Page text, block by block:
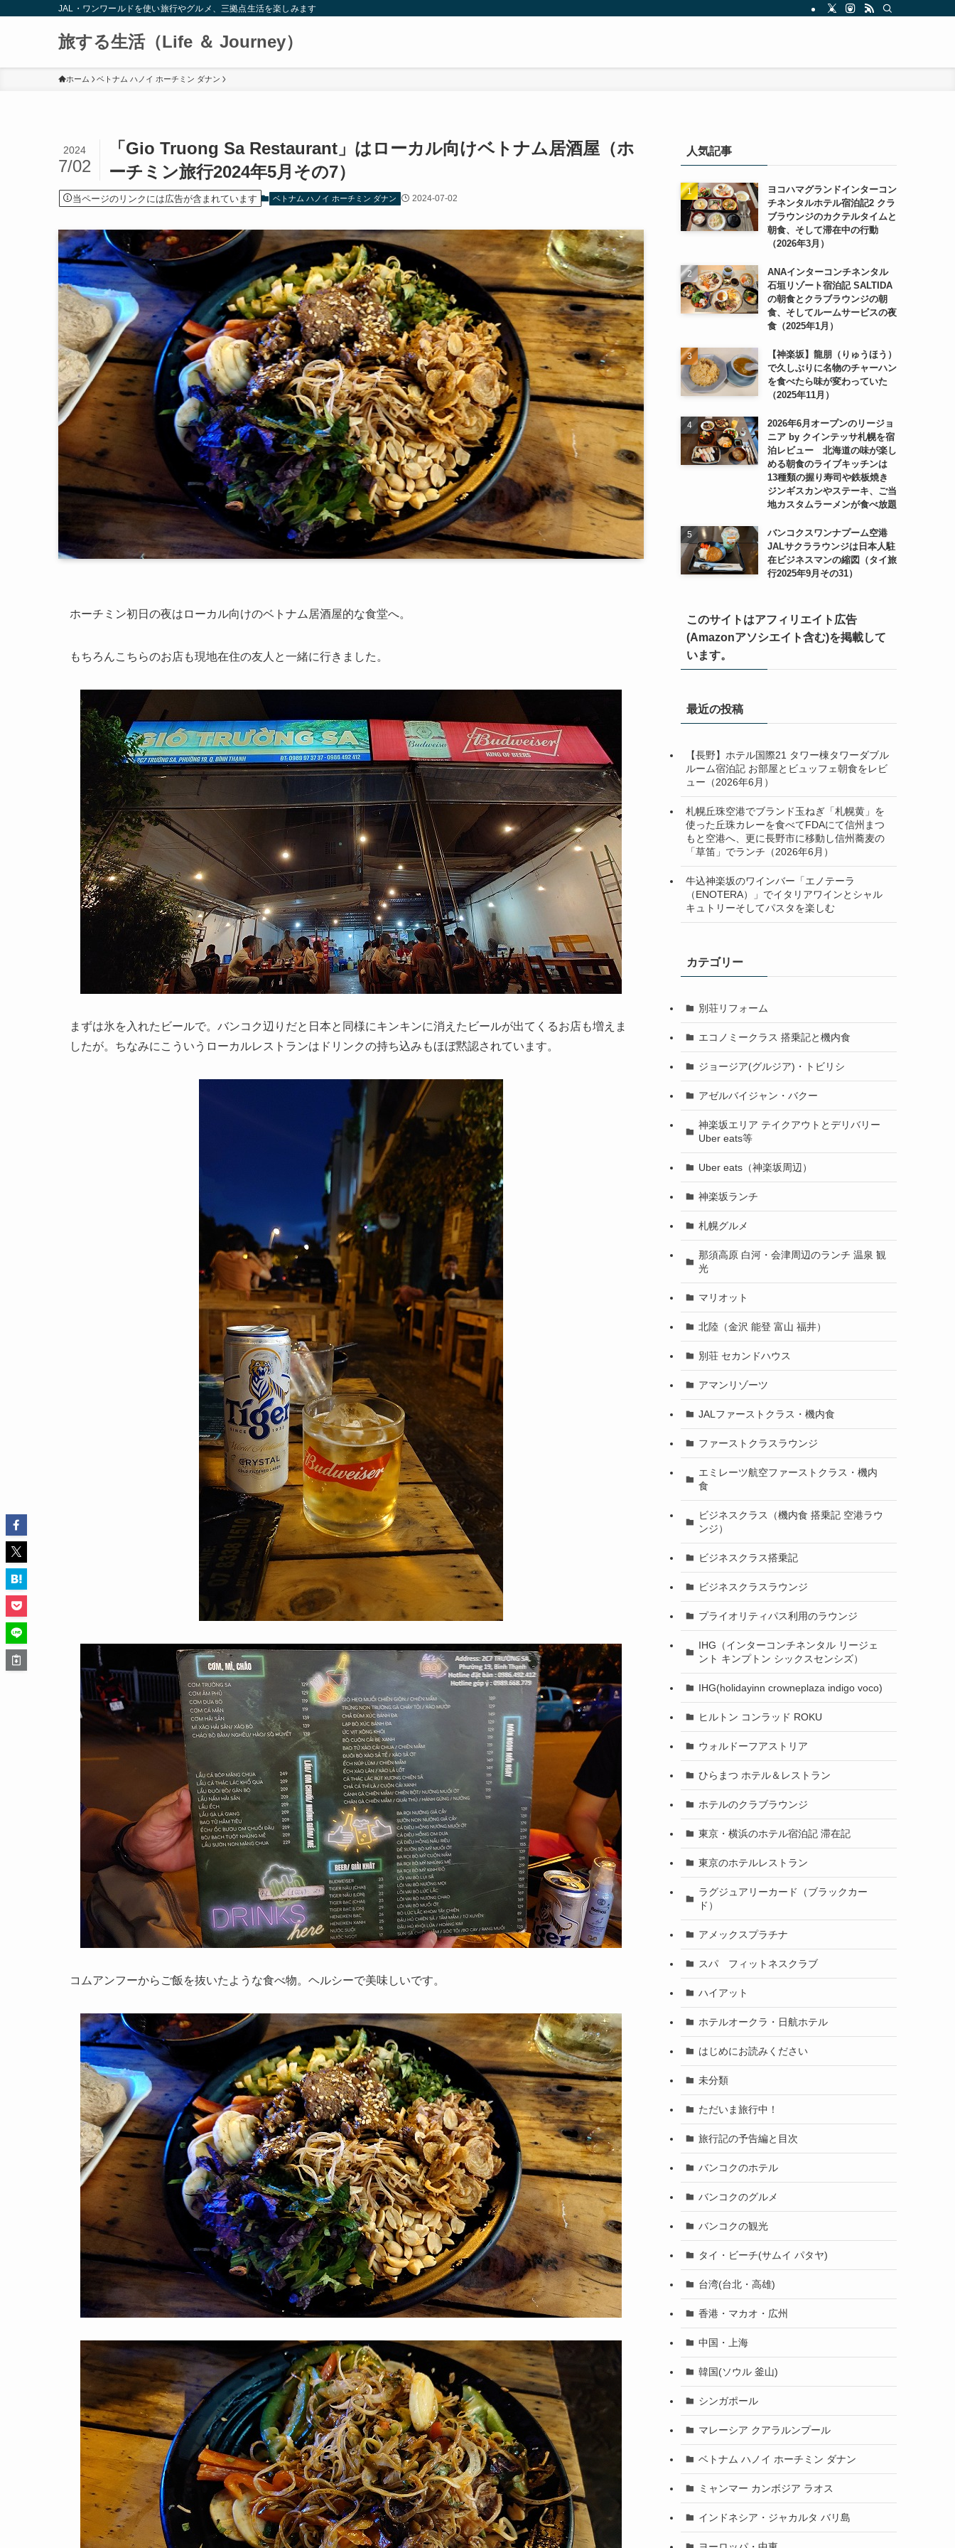
JAL・ワンワールドを使い旅行やグルメ、三拠点生活を楽しみます
旅する生活（Life ＆ Journey）
ホーム ベトナム ハノイ ホーチミン ダナン
「Gio Truong Sa Restaurant」はローカル向けベトナム居酒屋（ホ
ーチミン旅行2024年5月その7）
2024
7/02
当ページのリンクには広告が含まれています ベトナム ハノイ ホーチミン ダナン 2024-07-02
ホーチミン初日の夜はローカル向けのベトナム居酒屋的な食堂へ。
もちろんこちらのお店も現地在住の友人と一緒に行きました。
まずは氷を入れたビールで。バンコク辺りだと日本と同様にキンキンに消えたビールが出てくるお店も増えま
したが。ちなみにこういうローカルレストランはドリンクの持ち込みもほぼ黙認されています。
コムアンフーからご飯を抜いたような食べ物。ヘルシーで美味しいです。
人気記事
ヨコハマグランドインターコン
チネンタルホテル宿泊記2 クラ
ブラウンジのカクテルタイムと
朝食、そして滞在中の行動
（2026年3月）
ANAインターコンチネンタル
石垣リゾート宿泊記 SALTIDA
の朝食とクラブラウンジの朝
食、そしてルームサービスの夜
食（2025年1月）
【神楽坂】龍朋（りゅうほう）
で久しぶりに名物のチャーハン
を食べたら味が変わっていた
（2025年11月）
2026年6月オープンのリージョ
ニア by クインテッサ札幌を宿
泊レビュー 北海道の味が楽し
める朝食のライブキッチンは
13種類の握り寿司や鉄板焼き
ジンギスカンやステーキ、ご当
地カスタムラーメンが食べ放題
バンコクスワンナプーム空港
JALサクララウンジは日本人駐
在ビジネスマンの縮図（タイ旅
行2025年9月その31）
このサイトはアフィリエイト広告
(Amazonアソシエイト含む)を掲載して
います。
最近の投稿
【長野】ホテル国際21 タワー棟タワーダブル
ルーム宿泊記 お部屋とビュッフェ朝食をレビ
ュー（2026年6月）
札幌丘珠空港でブランド玉ねぎ「札幌黄」を
使った丘珠カレーを食べてFDAにて信州まつ
もと空港へ、更に長野市に移動し信州蕎麦の
「草笛」でランチ（2026年6月）
牛込神楽坂のワインバー「エノテーラ
（ENOTERA）」でイタリアワインとシャル
キュトリーそしてパスタを楽しむ
カテゴリー
別荘リフォーム
エコノミークラス 搭乗記と機内食
ジョージア(グルジア)・トビリシ
アゼルバイジャン・バクー
神楽坂エリア テイクアウトとデリバリー
Uber eats等
Uber eats（神楽坂周辺）
神楽坂ランチ
札幌グルメ
那須高原 白河・会津周辺のランチ 温泉 観
光
マリオット
北陸（金沢 能登 富山 福井）
別荘 セカンドハウス
アマンリゾーツ
JALファーストクラス・機内食
ファーストクラスラウンジ
エミレーツ航空ファーストクラス・機内
食
ビジネスクラス（機内食 搭乗記 空港ラウ
ンジ）
ビジネスクラス搭乗記
ビジネスクラスラウンジ
プライオリティパス利用のラウンジ
IHG（インターコンチネンタル リージェ
ント キンプトン シックスセンシズ）
IHG(holidayinn crowneplaza indigo voco)
ヒルトン コンラッド ROKU
ウォルドーフアストリア
ひらまつ ホテル＆レストラン
ホテルのクラブラウンジ
東京・横浜のホテル宿泊記 滞在記
東京のホテルレストラン
ラグジュアリーカード（ブラックカー
ド）
アメックスプラチナ
スパ フィットネスクラブ
ハイアット
ホテルオークラ・日航ホテル
はじめにお読みください
未分類
ただいま旅行中！
旅行記の予告編と目次
バンコクのホテル
バンコクのグルメ
バンコクの観光
タイ・ビーチ(サムイ パタヤ)
台湾(台北・高雄)
香港・マカオ・広州
中国・上海
韓国(ソウル 釜山)
シンガポール
マレーシア クアラルンプール
ベトナム ハノイ ホーチミン ダナン
ミャンマー カンボジア ラオス
インドネシア・ジャカルタ バリ島